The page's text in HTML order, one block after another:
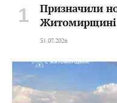
Призначили
Житомирщині
31.07.2026